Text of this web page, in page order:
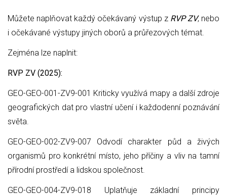
Můžete naplňovat každý očekávaný výstup z RVP ZV, nebo
i očekávané výstupy jiných oborů a průřezových témat.
Zejména lze naplnit:
RVP ZV (2025):
GEO-GEO-001-ZV9-001 Kriticky využívá mapy a další zdroje
geografických dat pro vlastní učení i každodenní poznávání
světa.
GEO-GEO-002-ZV9-007 Odvodí charakter půd a živých
organismů pro konkrétní místo, jeho příčiny a vliv na tamní
přírodní prostředí a lidskou společnost.
GEO-GEO-004-ZV9-018 Uplatňuje základní principy